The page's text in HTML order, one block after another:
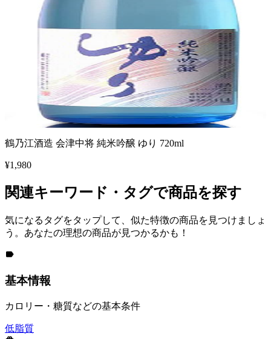
鶴乃江酒造 会津中将 純米吟醸 ゆり 720ml
¥1,980
関連キーワード・タグで商品を探す
気になるタグをタップして、似た特徴の商品を見つけましょ
う。あなたの理想の商品が見つかるかも！
基本情報
カロリー・糖質などの基本条件
低脂質